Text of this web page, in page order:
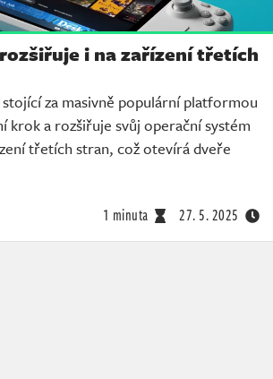
i na zařízení třetích
za masivně populární platformou
krok a rozšiřuje svůj operační systém
třetích stran, což otevírá dveře
1 minuta 27. 5. 2025